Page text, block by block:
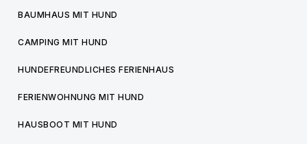
BAUMHAUS MIT HUND
CAMPING MIT HUND
HUNDEFREUNDLICHES FERIENHAUS
FERIENWOHNUNG MIT HUND
HAUSBOOT MIT HUND